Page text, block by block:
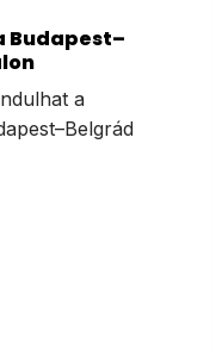
Budapest–
a